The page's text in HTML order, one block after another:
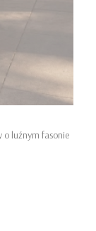
o luźnym fasonie